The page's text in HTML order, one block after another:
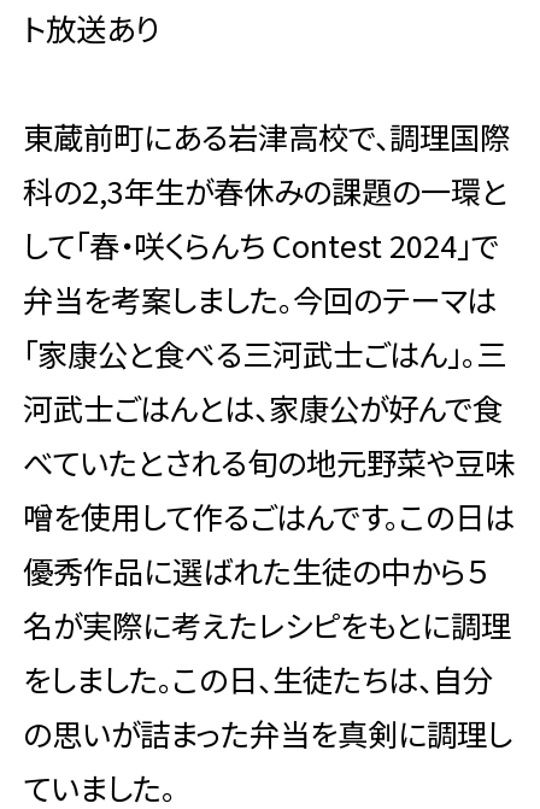
ト放送あり
東蔵前町にある岩津高校で、調理国際
科の2,3年生が春休みの課題の一環と
して「春・咲くらんち Contest 2024」で
弁当を考案しました。今回のテーマは
「家康公と食べる三河武士ごはん」。三
河武士ごはんとは、家康公が好んで食
べていたとされる旬の地元野菜や豆味
噌を使用して作るごはんです。この日は
優秀作品に選ばれた生徒の中から５
名が実際に考えたレシピをもとに調理
をしました。この日、生徒たちは、自分
の思いが詰まった弁当を真剣に調理し
ていました。